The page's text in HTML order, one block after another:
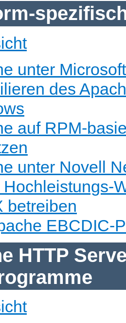
unter
des
auf RPM-
unter Novell
betreiben
EBCDIC-
HTTP